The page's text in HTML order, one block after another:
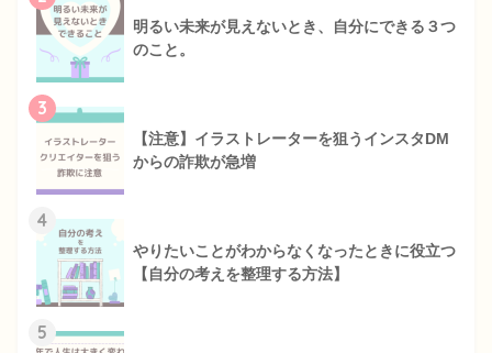
明るい未来が見えないとき、自分にできる３つ
のこと。
3
【注意】イラストレーターを狙うインスタDM
からの詐欺が急増
4
やりたいことがわからなくなったときに役立つ
【自分の考えを整理する方法】
5